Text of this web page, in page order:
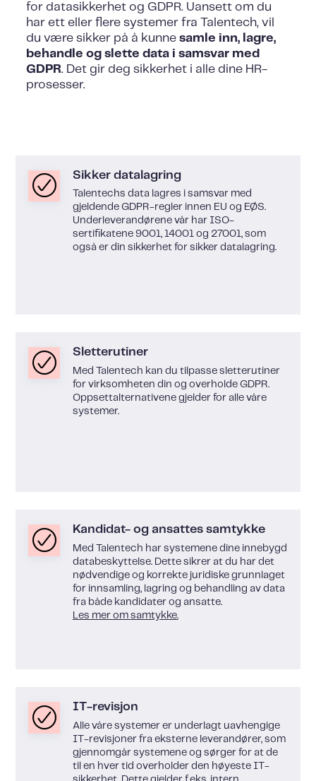
for datasikkerhet og GDPR. Uansett om du
har ett eller flere systemer fra Talentech, vil
du være sikker på å kunnesamle inn, lagre,
behandle og slette data i samsvar med
GDPR. Det gir deg sikkerhet i alle dine HR-
prosesser.
Sikker datalagring
Talentechs data lagres i samsvar med
gjeldende GDPR-regler innen EU og EØS.
Underleverandørene vår har ISO-
sertifikatene 9001, 14001 og 27001, som
også er din sikkerhet for sikker datalagring.
Sletterutiner
Med Talentech kan du tilpasse sletterutiner
for virksomheten din og overholde GDPR.
Oppsettalternativene gjelder for alle våre
systemer.
Kandidat- og ansattes samtykke
Med Talentech har systemene dine innebygd
databeskyttelse. Dette sikrer at du har det
nødvendige og korrekte juridiske grunnlaget
for innsamling, lagring og behandling av data
fra både kandidater og ansatte.
Les mer om samtykke.
IT-revisjon
Alle våre systemer er underlagt uavhengige
IT-revisjoner fra eksterne leverandører, som
gjennomgår systemene og sørger for at de
til en hver tid overholder den høyeste IT-